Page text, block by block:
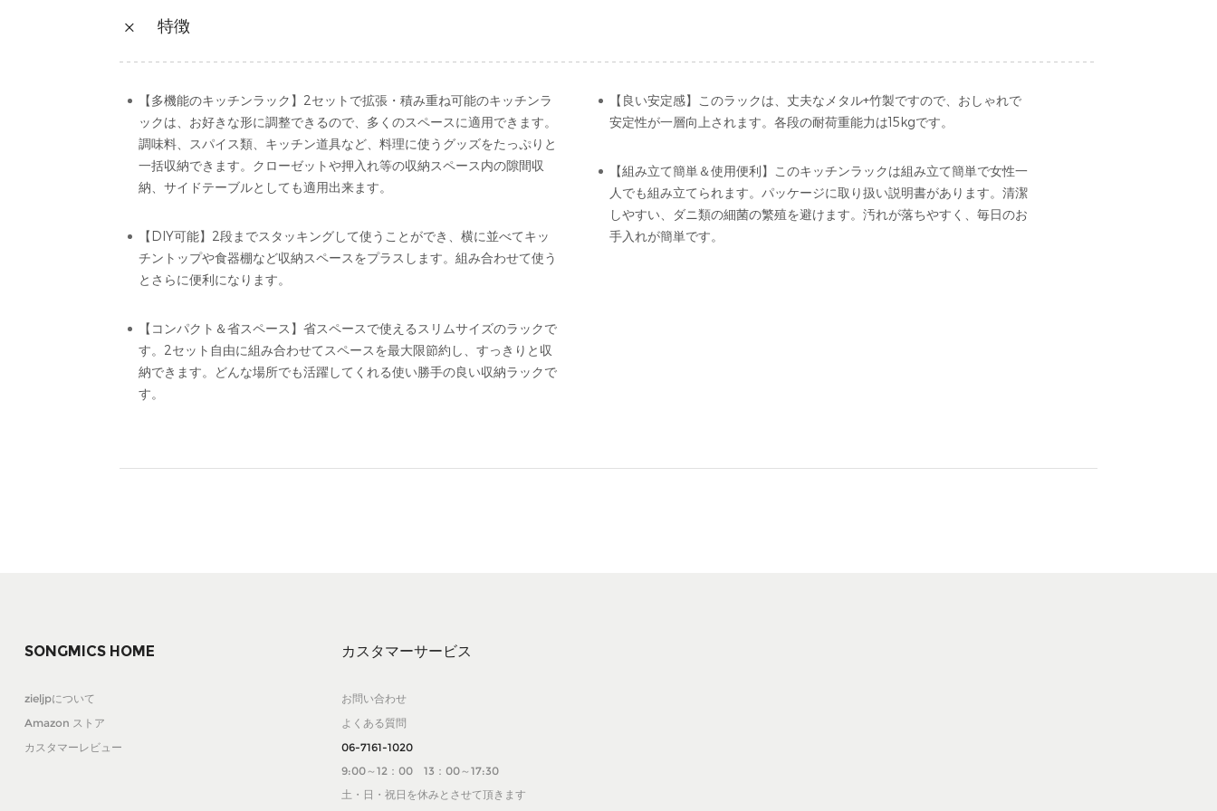
特徴
【多機能のキッチンラック】2セットで拡張・積み重ね可能のキッチンラ
ックは、お好きな形に調整できるので、多くのスペースに適用できます。
調味料、スパイス類、キッチン道具など、料理に使うグッズをたっぷりと
一括収納できます。クローゼットや押入れ等の収納スペース内の隙間収
納、サイドテーブルとしても適用出来ます。
【DIY可能】2段までスタッキングして使うことができ、横に並べてキッ
チントップや食器棚など収納スペースをプラスします。組み合わせて使う
とさらに便利になります。
【コンパクト＆省スペース】省スペースで使えるスリムサイズのラックで
す。2セット自由に組み合わせてスペースを最大限節約し、すっきりと収
納できます。どんな場所でも活躍してくれる使い勝手の良い収納ラックで
す。
【良い安定感】このラックは、丈夫なメタル+竹製ですので、おしゃれで
安定性が一層向上されます。各段の耐荷重能力は15kgです。
【組み立て簡単＆使用便利】このキッチンラックは組み立て簡単で女性一
人でも組み立てられます。パッケージに取り扱い説明書があります。清潔
しやすい、ダニ類の細菌の繁殖を避けます。汚れが落ちやすく、毎日のお
手入れが簡単です。
SONGMICS HOME
zieljpについて
Amazon ストア
カスタマーレビュー
カスタマーサービス
お問い合わせ
よくある質問
06-7161-1020
9:00～12：00 13：00～17:30
土・日・祝日を休みとさせて頂きます